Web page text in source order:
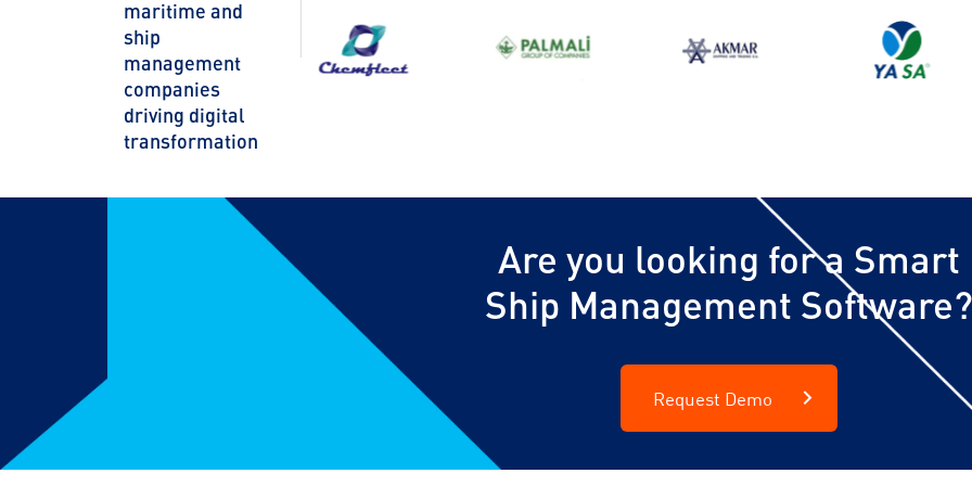
maritime and
ship
management
companies
driving digital
transformation
Are you looking for a Smart
Ship Management Software?
Request Demo